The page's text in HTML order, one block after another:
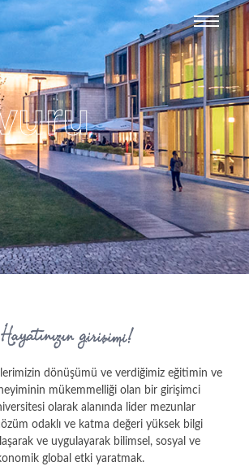
dönüşümü ve verdiğimiz eğitimin ve
mükemmelliği olan bir girişimci
olarak alanında lider mezunlar
odaklı ve katma değeri yüksek bilgi
ve uygulayarak bilimsel, sosyal ve
global etki yaratmak.